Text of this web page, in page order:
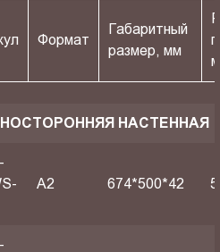
Формат
Габаритный
размер, мм
НАСТЕННАЯ
A2 674*500*42